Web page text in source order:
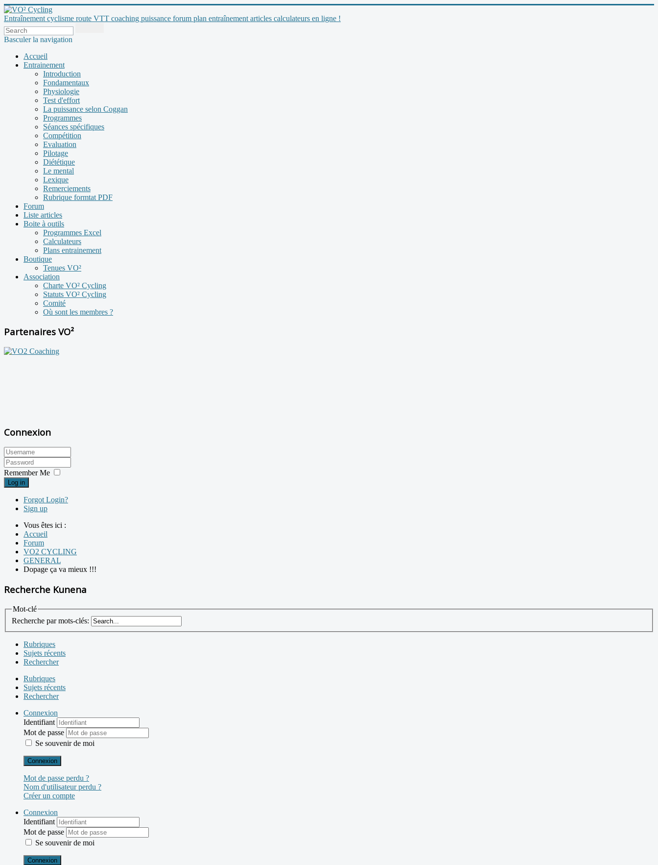
Entraînement cyclisme route VTT coaching puissance forum plan entraînement articles calculateurs en ligne !
Basculer la navigation
Accueil
Entrainement
Introduction
Fondamentaux
Physiologie
Test d'effort
La puissance selon Coggan
Programmes
Séances spécifiques
Compétition
Evaluation
Pilotage
Diététique
Le mental
Lexique
Remerciements
Rubrique formtat PDF
Forum
Liste articles
Boite à outils
Programmes Excel
Calculateurs
Plans entrainement
Boutique
Tenues VO²
Association
Charte VO² Cycling
Statuts VO² Cycling
Comité
Où sont les membres ?
Partenaires VO²
Connexion
Remember Me
Log in
Forgot Login?
Sign up
Vous êtes ici :
Accueil
Forum
VO2 CYCLING
GENERAL
Dopage ça va mieux !!!
Recherche Kunena
Mot-clé
Recherche par mots-clés:
Rubriques
Sujets récents
Rechercher
Rubriques
Sujets récents
Rechercher
Connexion
Identifiant
Mot de passe
Se souvenir de moi
Connexion
Mot de passe perdu ?
Nom d'utilisateur perdu ?
Créer un compte
Connexion
Identifiant
Mot de passe
Se souvenir de moi
Connexion